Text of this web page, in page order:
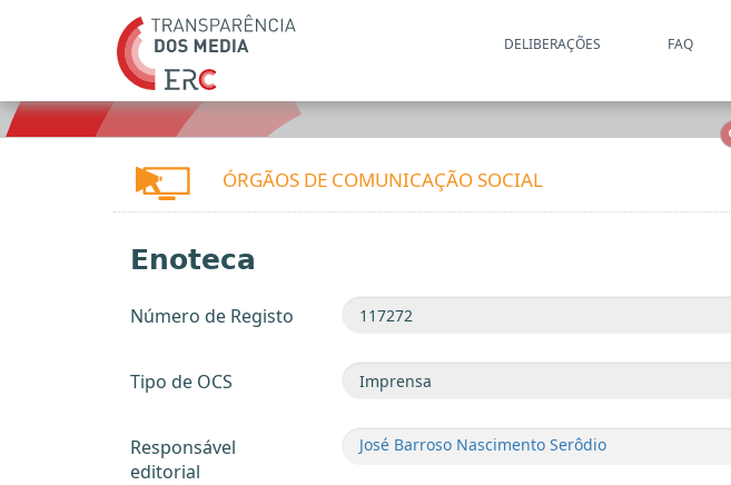
DELIBERAÇÕES FAQ
ÓRGÃOS DE COMUNICAÇÃO SOCIAL
Enoteca
Número de Registo
Tipo de OCS
Responsável
editorial
José Barroso Nascimento Serôdio